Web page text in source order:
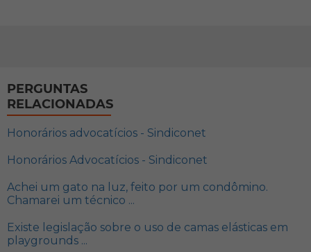
PERGUNTAS
RELACIONADAS
Honorários advocatícios - Sindiconet
Honorários Advocatícios - Sindiconet
Achei um gato na luz, feito por um condômino.
Chamarei um técnico ...
Existe legislação sobre o uso de camas elásticas em
playgrounds ...